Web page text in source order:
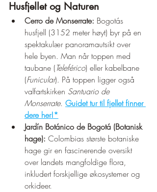
Husfjellet og Naturen
Cerro de Monserrate: Bogotás
husfjell (3152 meter høyt) byr på en
spektakulær panoramautsikt over
hele byen. Man når toppen med
taubane (Teleférico) eller kabelbane
(Funicular). På toppen ligger også
valfartskirken Santuario de
Monserrate. Guidet tur til fjellet finner
dere her!*
Jardín Botánico de Bogotá (Botanisk
hage): Colombias største botaniske
hage gir en fascinerende oversikt
over landets mangfoldige flora,
inkludert forskjellige økosystemer og
orkideer.